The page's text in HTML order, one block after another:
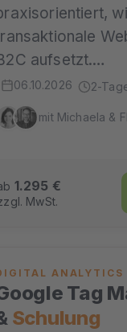
aufsetzt.…
06.10.2026 2-
mit Michaela &
1.295 €
MwSt.
ANALYTICS
Tag
Schulung